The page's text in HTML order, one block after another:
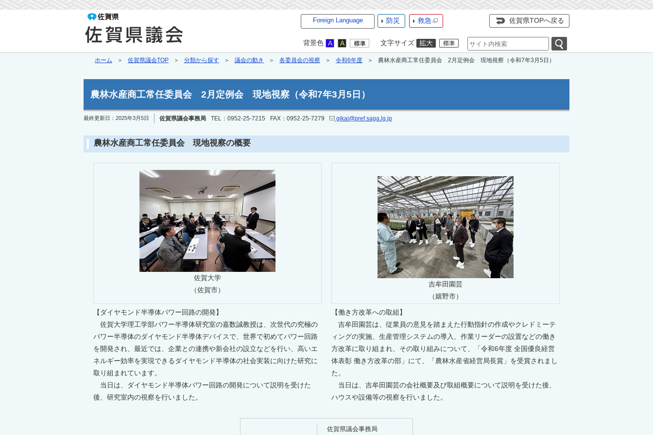
Foreign Language 防災 救急 佐賀県TOPへ戻る
背景色 文字サイズ
ホーム 佐賀県議会TOP 分類から探す 議会の動き 各委員会の視察 令和6年度 農林水産商工常任委員会 2月定例会 現地視察（令和7年3月5日）
農林水産商工常任委員会 2月定例会 現地視察（令和7年3月5日）
最終更新日： 2025年3月5日 佐賀県議会事務局 TEL：0952-25-7215 FAX：0952-25-7279 gikai@pref.saga.lg.jp
農林水産商工常任委員会 現地視察の概要
佐賀大学
（佐賀市）
吉牟田園芸
（嬉野市）
【ダイヤモンド半導体パワー回路の開発】
佐賀大学理工学部パワー半導体研究室の嘉数誠教授は、次世代の究極の
パワー半導体のダイヤモンド半導体デバイスで、世界で初めてパワー回路
を開発され、最近では、企業との連携や新会社の設立などを行い、高いエ
ネルギー効率を実現できるダイヤモンド半導体の社会実装に向けた研究に
取り組まれています。
当日は、ダイヤモンド半導体パワー回路の開発について説明を受けた
後、研究室内の視察を行いました。
【働き方改革への取組】
吉牟田園芸は、従業員の意見を踏まえた行動指針の作成やクレドミーテ
ィングの実施、生産管理システムの導入、作業リーダーの設置などの働き
方改革に取り組まれ、その取り組みについて、「令和6年度 全国優良経営
体表彰 働き方改革の部」にて、「農林水産省経営局長賞」を受賞されまし
た。
当日は、吉牟田園芸の会社概要及び取組概要について説明を受けた後、
ハウスや設備等の視察を行いました。
佐賀県議会事務局